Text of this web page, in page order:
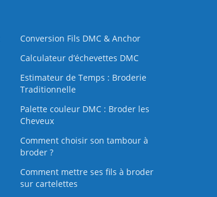
Conversion Fils DMC & Anchor
Calculateur d’échevettes DMC
Estimateur de Temps : Broderie
Traditionnelle
Palette couleur DMC : Broder les
Cheveux
Comment choisir son tambour à
broder ?
Comment mettre ses fils à broder
sur cartelettes